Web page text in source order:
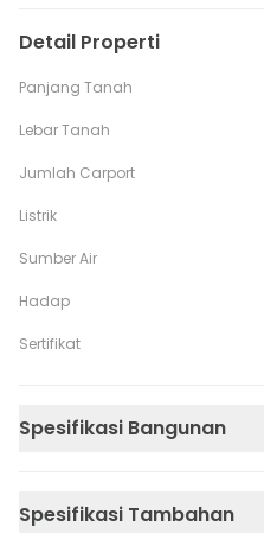
Detail Properti
Panjang Tanah
Lebar Tanah
Jumlah Carport
Listrik
Sumber Air
Hadap
Sertifikat
Spesifikasi Bangunan
Spesifikasi Tambahan